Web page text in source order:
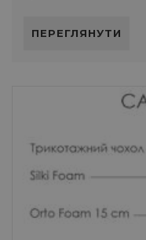
ПЕРЕГЛЯНУТИ